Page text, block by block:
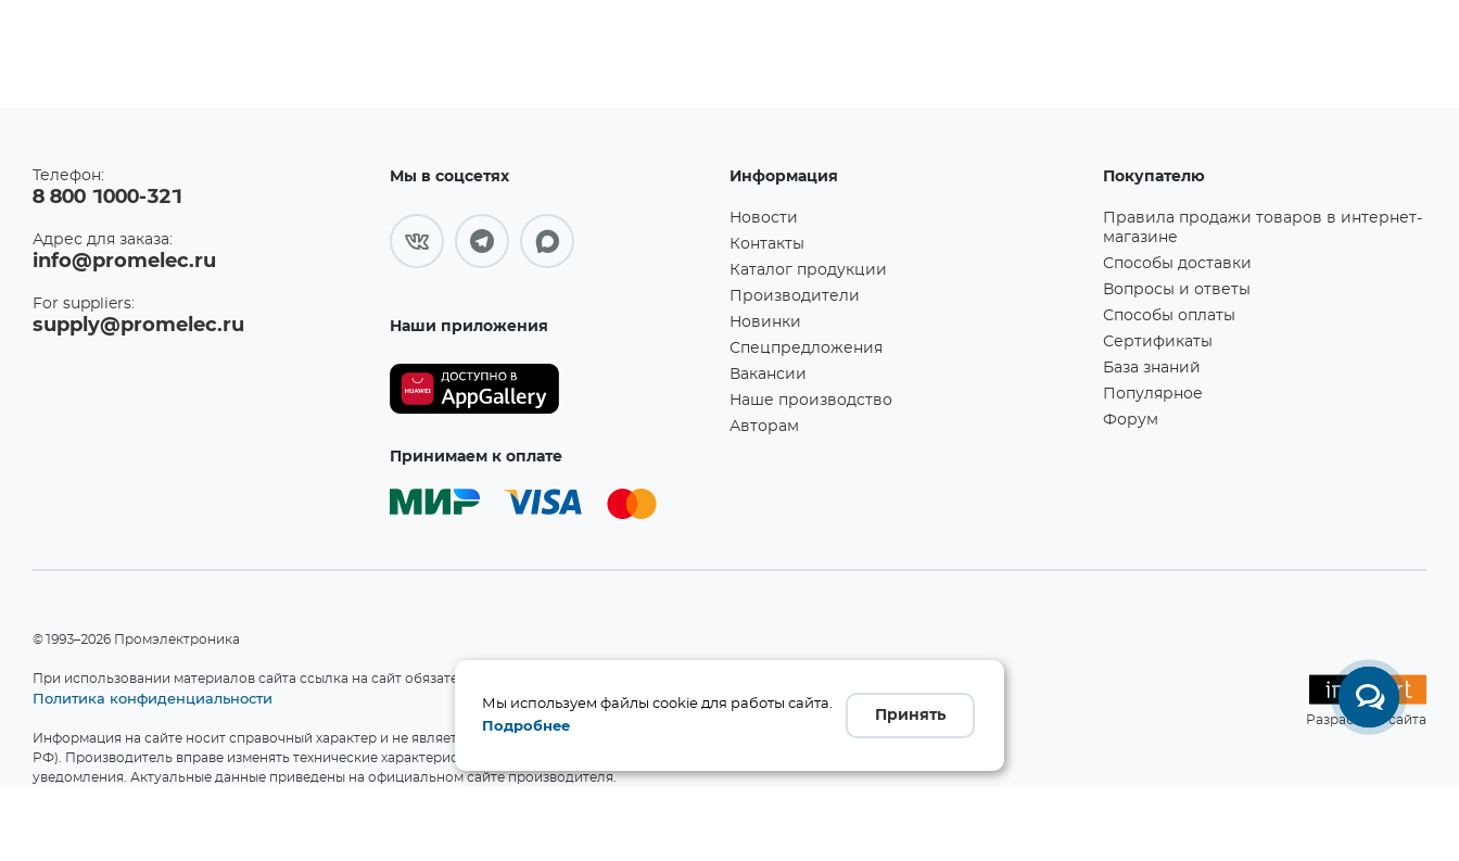
Shanghai MagnTek
Microelectronics Inc.
ST Microelectronics
Телефон:
8 800 1000-321
Адрес для заказа:
info@promelec.ru
For suppliers:
supply@promelec.ru
Мы в соцсетях
Наши приложения
Принимаем к оплате
Информация
Новости
Контакты
Каталог продукции
Производители
Новинки
Спецпредложения
Вакансии
Наше производство
Авторам
Покупателю
Правила продажи товаров в интернет-
магазине
Способы доставки
Вопросы и ответы
Способы оплаты
Сертификаты
База знаний
Популярное
Форум
©1993–2026 Промэлектроника
При использовании материалов сайта ссылка на сайт обязательна!
Политика конфиденциальности
Информация на сайте носит справочный характер и не является публичной офертой (ст. 437 ГК
РФ). Производитель вправе изменять технические характеристики и комплект поставки без
уведомления. Актуальные данные приведены на официальном сайте производителя.
Разработка сайта
Мы используем файлы cookie для работы сайта.
Подробнее
Принять